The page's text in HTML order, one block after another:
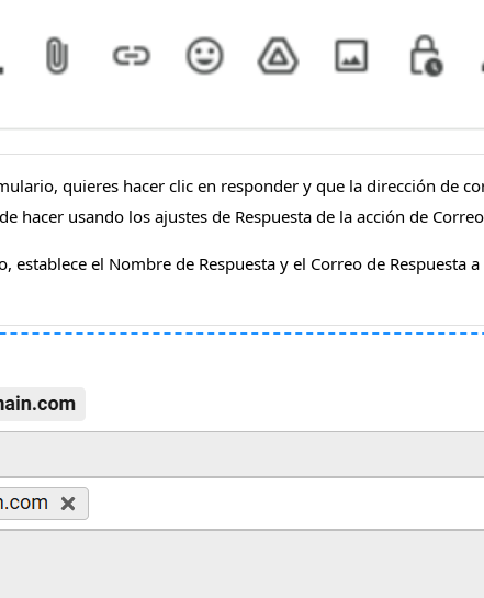
quieres hacer clic en responder y que la dirección de
hacer usando los ajustes de Respuesta de la acción de
establece el Nombre de Respuesta y el Correo de